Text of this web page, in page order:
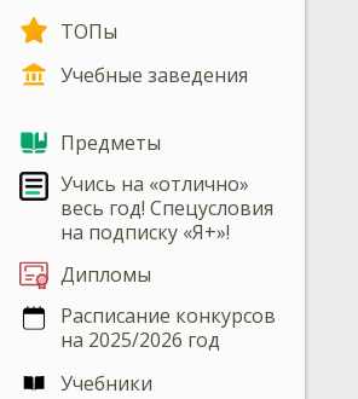
ТОПы
Учебные заведения
Предметы
Учись на «отлично»
весь год! Спецусловия
на подписку «Я+»!
Дипломы
Расписание конкурсов
на 2025/2026 год
Учебники